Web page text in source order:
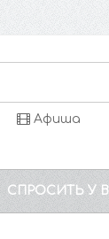
Афиша
СПРОСИТЬ У